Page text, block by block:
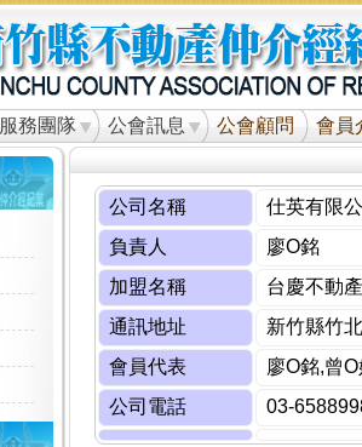
服務團隊 公會訊息 公會顧問 會員
公司名稱
仕英有限
負責人
廖O銘
加盟名稱
台慶不動
通訊地址
新竹縣竹
會員代表
廖O銘,曾
公司電話
03-